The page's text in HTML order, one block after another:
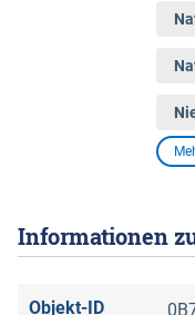
Informationen
Objekt-ID